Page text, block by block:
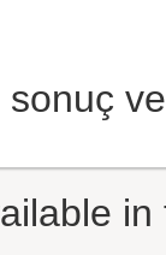
sonuç